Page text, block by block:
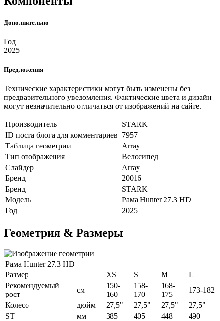
Дополнительно
Год
2025
Предложения
Технические характеристики могут быть изменены без
предварительного уведомления. Фактические цвета и дизайн
могут незначительно отличаться от изображений на сайте.
Производитель
STARK
ID поста блога для комментариев 7957
Таблица геометрии
Array
Тип отображения
Велосипед
Слайдер
Array
Бренд
20016
Бренд
STARK
Модель
Рама Hunter 27.3 HD
Год
2025
Геометрия & Размеры
Рама Hunter 27.3 HD
Размер
XS S M
L
Рекомендуемый
рост
см
150-
160
158-
170
168-
175
173-182
Колесо
дюйм 27,5" 27,5" 27,5"
27,5"
ST
мм 385 405 448
490